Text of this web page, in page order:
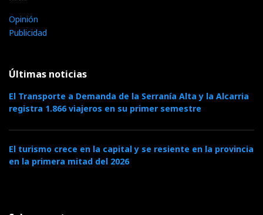
Opinión
Publicidad
Últimas noticias
El Transporte a Demanda de la Serranía Alta y la Alcarria
registra 1.866 viajeros en su primer semestre
El turismo crece en la capital y se resiente en la provincia
en la primera mitad del 2026